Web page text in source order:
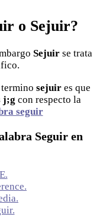
o Sejuir?
Sejuirse trata
sejuir es que
j;g con respecto la
seguir
Seguir en